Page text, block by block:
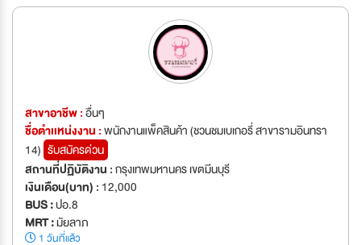
สาขาอาชีพ :อื่นๆ
ชื่อตำเเหน่งงาน :พนักงานแพ็คสินค้า (ชวนชมเบเกอรี่ สาขารามอินทรา
14) รับสมัครด่วน
สถานที่ปฏิบัติงาน :กรุงเทพมหานคร เขตมีนบุรี
เงินเดือน(บาท) : 12,000
BUS :ปอ.8
MRT :มัยลาภ
1 วันที่แล้ว